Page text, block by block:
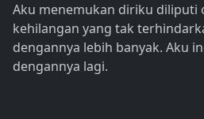
Aku menemukan diriku diliputi
kehilangan yang tak
dengannya lebih banyak. Aku
dengannya lagi.